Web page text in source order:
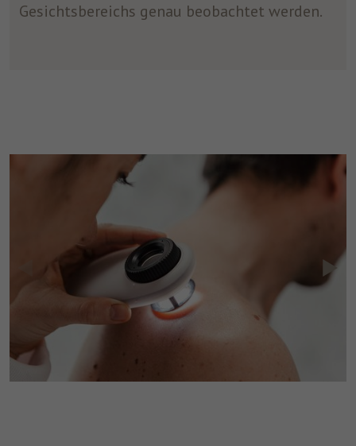
Gesichtsbereichs genau beobachtet werden.